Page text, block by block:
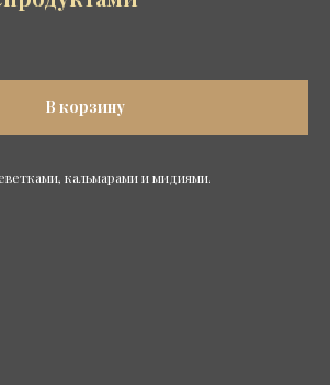
В корзину
кальмарами и мидиями.